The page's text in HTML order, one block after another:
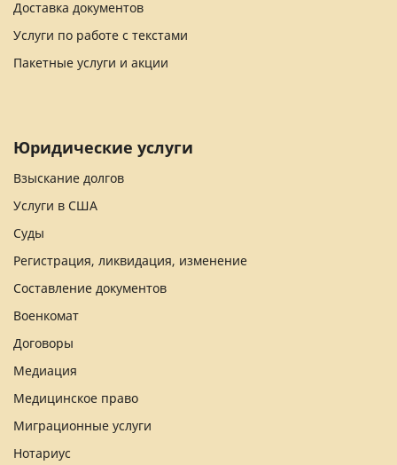
Доставка документов
Услуги по работе с текстами
Пакетные услуги и акции
Юридические услуги
Взыскание долгов
Услуги в США
Суды
Регистрация, ликвидация, изменение
Составление документов
Военкомат
Договоры
Медиация
Медицинское право
Миграционные услуги
Нотариус